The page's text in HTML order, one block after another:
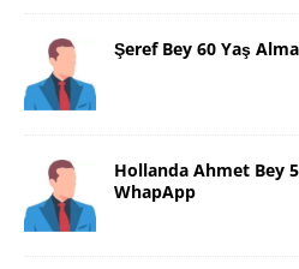
Şeref Bey 60 Yaş
Hollanda Ahmet Bey
WhapApp